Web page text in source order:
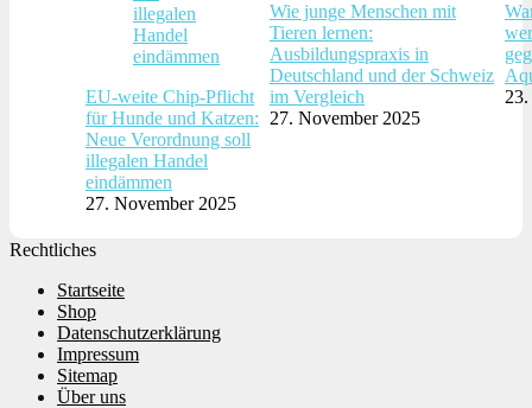
EU-weite Chip-Pflicht
für Hunde und Katzen:
Neue Verordnung soll
illegalen Handel
eindämmen
27. November 2025
Wie junge Menschen mit
Tieren lernen:
Ausbildungspraxis in
Deutschland und der Schweiz
im Vergleich
27. November 2025
Rechtliches
Startseite
Shop
Datenschutzerklärung
Impressum
Sitemap
Über uns